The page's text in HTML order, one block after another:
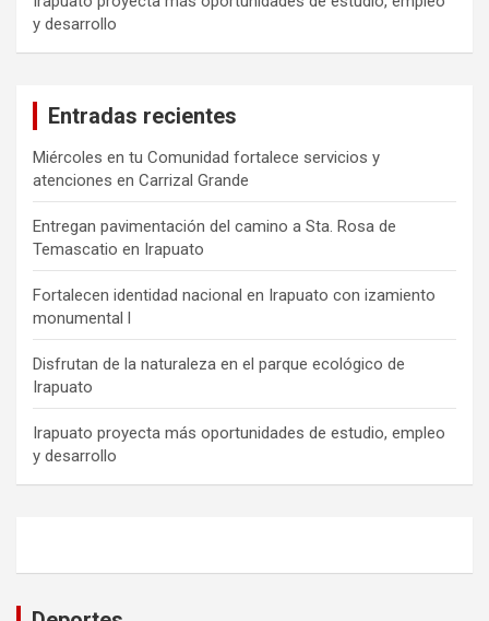
y desarrollo
Entradas recientes
Miércoles en tu Comunidad fortalece servicios y
atenciones en Carrizal Grande
Entregan pavimentación del camino a Sta. Rosa de
Temascatio en Irapuato
Fortalecen identidad nacional en Irapuato con izamiento
monumental l
Disfrutan de la naturaleza en el parque ecológico de
Irapuato
Irapuato proyecta más oportunidades de estudio, empleo
y desarrollo